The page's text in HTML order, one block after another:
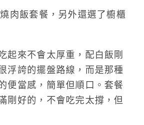
肉飯套餐，另外還選了櫥櫃
起來不會太厚重，配白飯剛
浮誇的擺盤路線，而是那種
便當感，簡單但順口。套餐
剛好的，不會吃完太撐，但